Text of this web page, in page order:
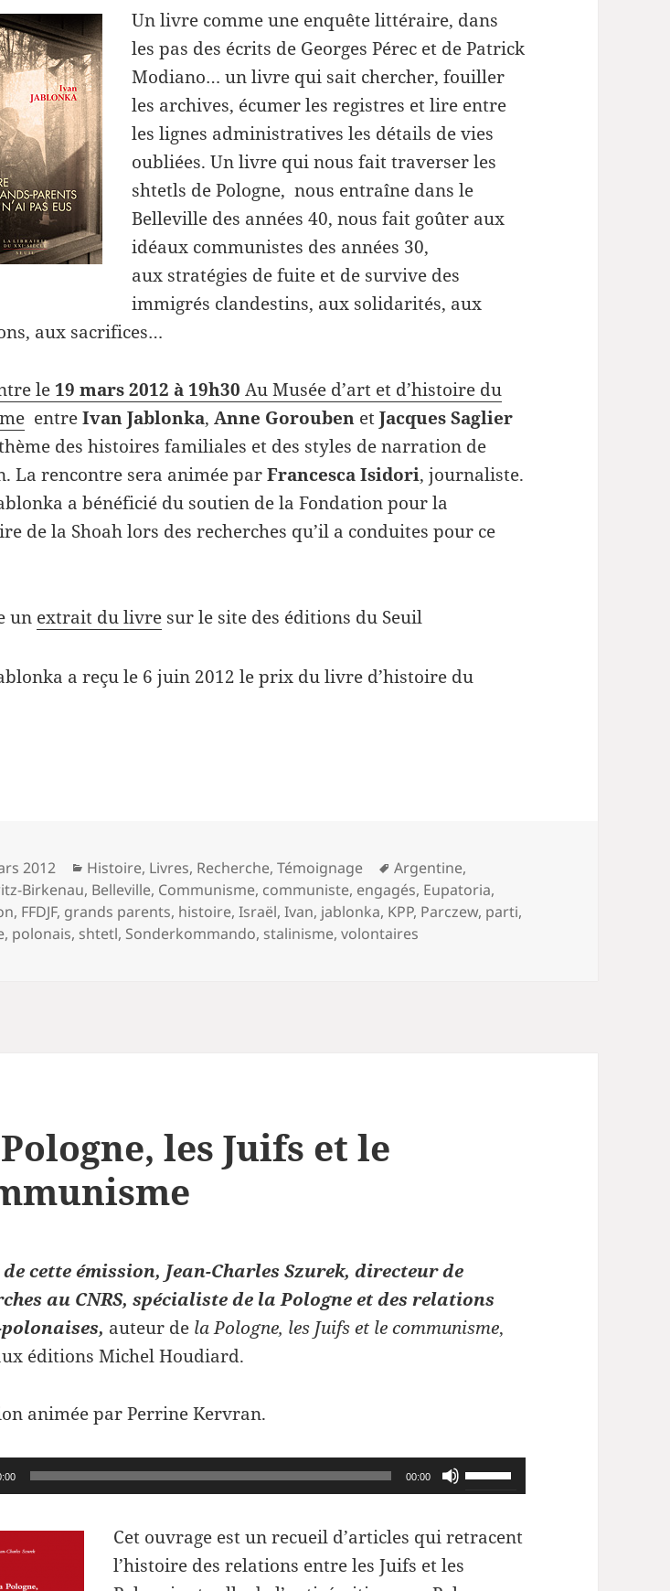
flèches
haut/bas
pour
augmenter
ou
diminuer
Un livre comme une enquête littéraire, dans
les pas des écrits de Georges Pérec et de Patrick
Modiano… un livre qui sait chercher, fouiller
les archives, écumer les registres et lire entre
les lignes administratives les détails de vies
oubliées. Un livre qui nous fait traverser les
shtetls de Pologne, nous entraîne dans le
Belleville des années 40,nous fait goûter aux
idéaux communistes des années 30,
aux stratégies de fuite et de survive des
immigrés clandestins, aux solidarités, aux
aux sacrifices…
le 19 mars 2012 à 19h30 Au Musée d’art et d’histoire du
entreIvan Jablonka, Anne Gorouben etJacques Saglier
des histoires familiales et des styles de narration de
La rencontre sera animée parFrancesca Isidori, journaliste.
a bénéficié du soutien de la Fondation pour la
de la Shoah lors des recherches qu’il a conduites pour ce
un extrait du livre sur le site des éditions du Seuil
a reçu le 6 juin 2012 le prix du livre d’histoire du
2012 Catégories
Histoire, Livres, Recherche,Témoignage
Mots-
clés
Argentine,
Birkenau, Belleville, Communisme, communiste, engagés, Eupatoria,
, FFDJF, grands parents, histoire,Israël,Ivan, jablonka, KPP, Parczew, parti,
, polonais, shtetl, Sonderkommando, stalinisme,volontaires
les Juifs et le
cette émission, Jean-Charles Szurek, directeur de
au CNRS, spécialiste de la Pologne et des relations
auteur de la Pologne, les Juifs et le communisme,
éditions Michel Houdiard.
animée par Perrine Kervran.
00:00
Utilisez
les
Cet ouvrage est un recueil d’articles qui retracent
l’histoire des relations entre les Juifs et les